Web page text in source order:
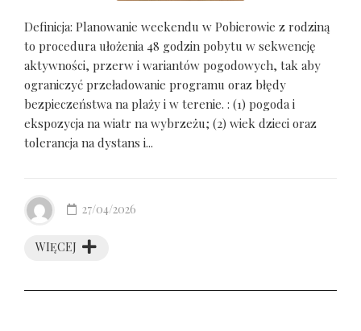
Definicja: Planowanie weekendu w Pobierowie z rodziną
to procedura ułożenia 48 godzin pobytu w sekwencję
aktywności, przerw i wariantów pogodowych, tak aby
ograniczyć przeładowanie programu oraz błędy
bezpieczeństwa na plaży i w terenie. : (1) pogoda i
ekspozycja na wiatr na wybrzeżu; (2) wiek dzieci oraz
tolerancja na dystans i...
WIĘCEJ
27/04/2026